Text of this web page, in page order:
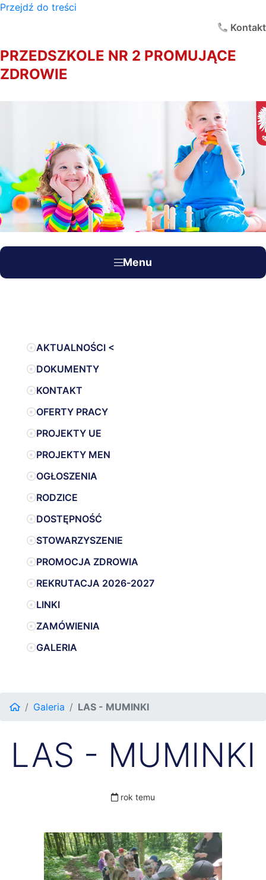
Przejdź do treści
Kontakt
PRZEDSZKOLE NR 2 PROMUJĄCE
ZDROWIE
Menu
×
AKTUALNOŚCI <
DOKUMENTY
KONTAKT
OFERTY PRACY
PROJEKTY UE
PROJEKTY MEN
OGŁOSZENIA
RODZICE
DOSTĘPNOŚĆ
STOWARZYSZENIE
PROMOCJA ZDROWIA
REKRUTACJA 2026-2027
LINKI
ZAMÓWIENIA
GALERIA
Galeria LAS - MUMINKI
LAS - MUMINKI
rok temu